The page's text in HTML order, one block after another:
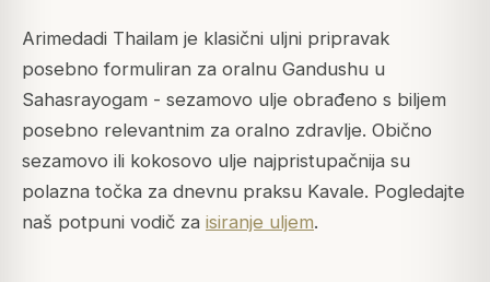
Arimedadi Thailam je klasični uljni pripravak
posebno formuliran za oralnu Gandushu u
Sahasrayogam - sezamovo ulje obrađeno s biljem
posebno relevantnim za oralno zdravlje. Obično
sezamovo ili kokosovo ulje najpristupačnija su
polazna točka za dnevnu praksu Kavale. Pogledajte
naš potpuni vodič za isiranje uljem.